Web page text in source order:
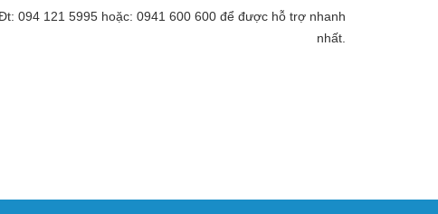
094 121 5995 hoặc: 0941 600 600 để được hỗ trợ nhanh
nhất.